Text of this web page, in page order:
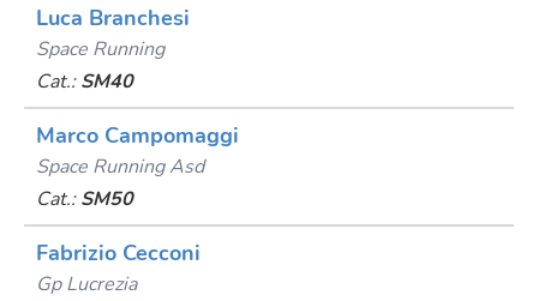
Luca Branchesi
Space Running
Cat.: SM40
Marco Campomaggi
Space Running Asd
Cat.: SM50
Fabrizio Cecconi
Gp Lucrezia